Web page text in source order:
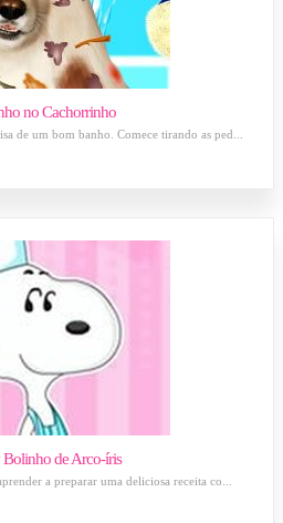
no Cachorrinho
de um bom banho. Comece tirando as ped...
Bolinho de Arco-íris
a preparar uma deliciosa receita co...